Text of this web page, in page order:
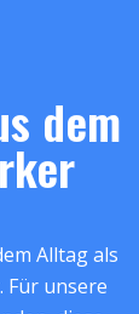
dem
Alltag als
Für unsere